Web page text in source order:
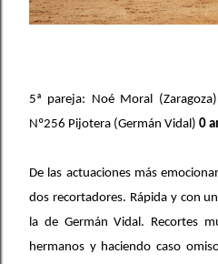
5ª pareja: Noé Moral
Nº256 Pijotera (Germán Vidal) 0
De las actuaciones más
dos recortadores. Rápida y con
la de Germán Vidal. Recortes
hermanos y haciendo caso